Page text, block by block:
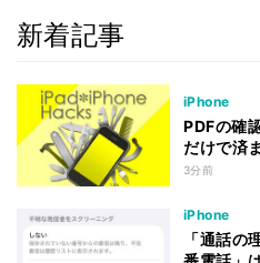
新着記事
iPhone
PDFの確
だけで済
3分前
iPhone
「通話の